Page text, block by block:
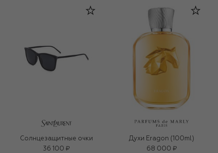
Солнцезащитные очки
36 100 ₽
Духи Eragon (100ml)
68 000 ₽